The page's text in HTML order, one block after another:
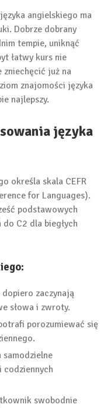
angielskiego ma
Dobrze dobrany
tempie, uniknąć
łatwy kurs nie
zniechęcić już na
znajomości języka
najlepszy.
języka
określa skala CEFR
for Languages).
podstawowych
C2 dla biegłych
zaczynają
słowa i zwroty.
porozumiewać się
samodzielne
codziennych
swobodnie